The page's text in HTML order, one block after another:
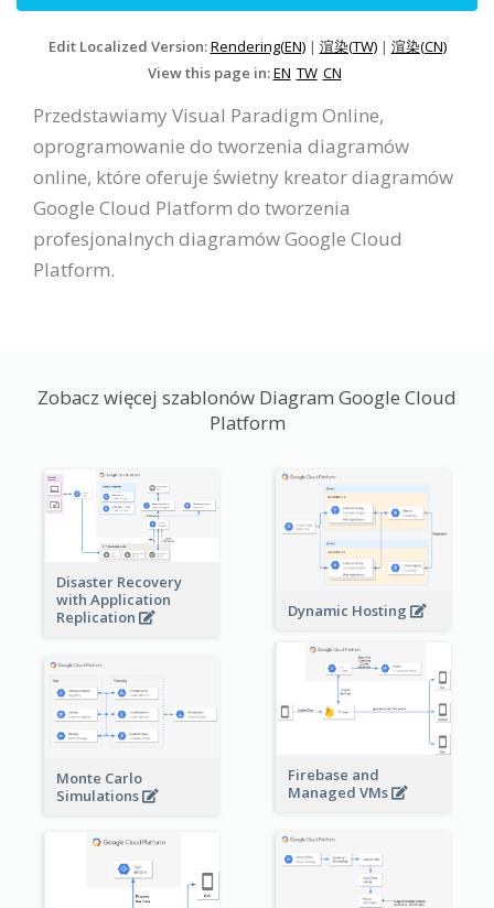
Edit Localized Version:Rendering(EN)| 渲染(TW)| 渲染(CN)
View this page in:EN TW CN
Przedstawiamy Visual Paradigm Online,
oprogramowanie do tworzenia diagramów
online, które oferuje świetny kreator diagramów
Google Cloud Platform do tworzenia
profesjonalnych diagramów Google Cloud
Platform.
Zobacz więcej szablonów Diagram Google Cloud
Platform
Disaster Recovery
with Application
Replication
Dynamic Hosting
Firebase and
Managed VMs
Monte Carlo
Simulations